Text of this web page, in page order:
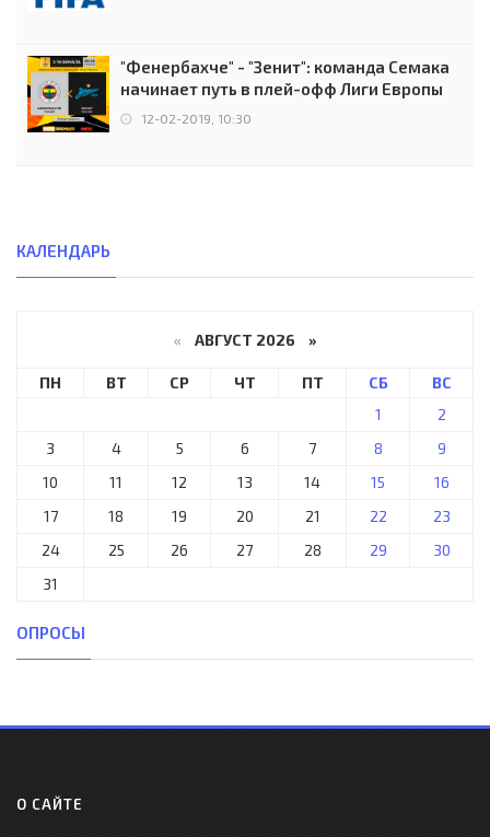
"Фенербахче" - "Зенит": команда Семака
начинает путь в плей-офф Лиги Европы
12-02-2019, 10:30
КАЛЕНДАРЬ
« АВГУСТ 2026 »
ПН ВТ СР ЧТ ПТ СБ
ВС
1
2
3
4 5 6 7 8
9
10
11 12 13 14 15
16
17
18 19 20 21 22
23
24
25 26 27 28 29
30
31
ОПРОСЫ
О САЙТЕ